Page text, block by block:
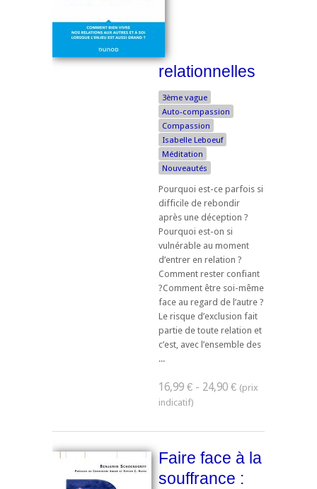
relationnelles
3ème vague
Auto-compassion
Compassion
Isabelle Leboeuf
Méditation
Nouveautés
Pourquoi est-ce parfois si
difficile de rebondir
après une déception ?
Pourquoi est-on si
vulnérable au moment
d’entrer en relation ?
Comment rester confiant
?Comment être soi-même
face au regard de l’autre ?
Le risque d’exclusion fait
partie de toute relation et
c’est, avec l’ensemble des
...
16,99 € - 24,90 €
Faire face à la
souffrance :